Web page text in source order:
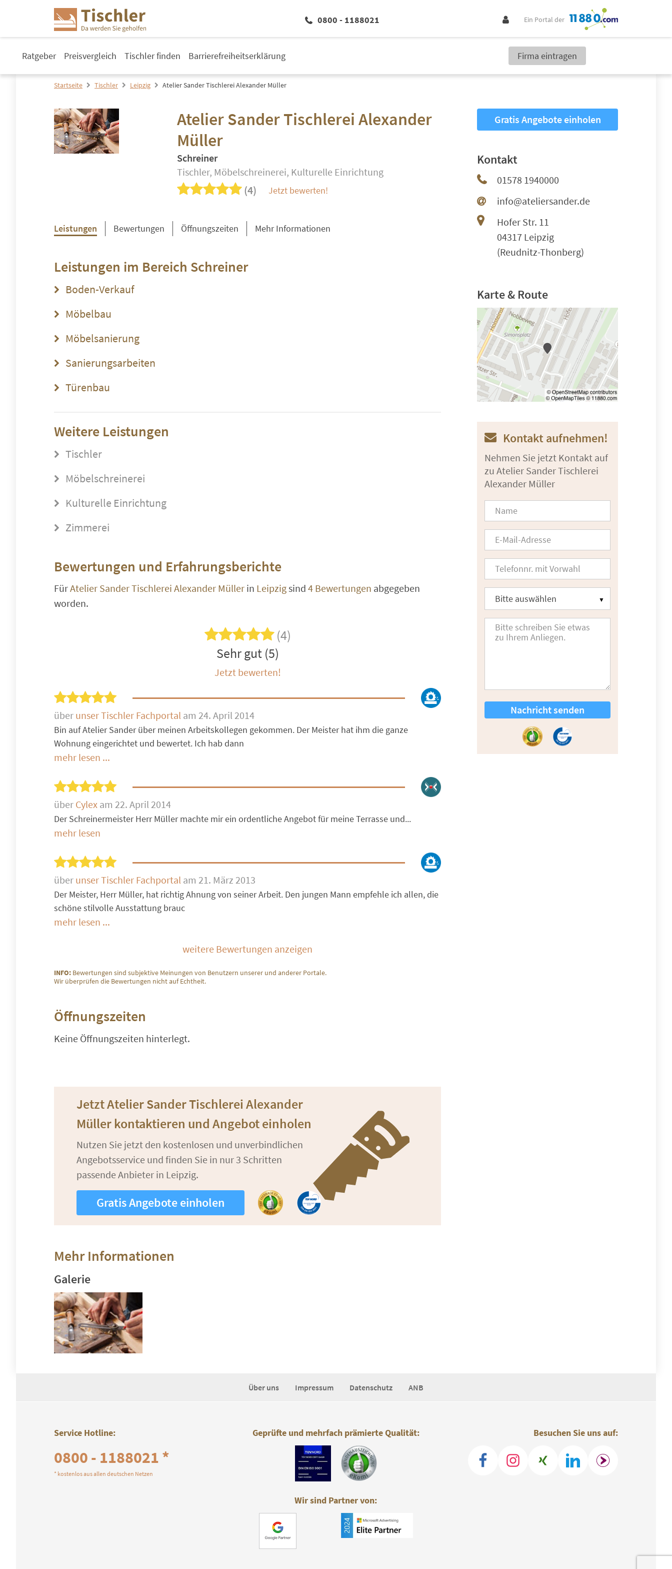
0800 - 1188021 Ein Portal der
Ratgeber Preisvergleich Tischler finden Barrierefreiheitserklärung Firma eintragen
Startseite Tischler Leipzig Atelier Sander Tischlerei Alexander Müller
Atelier Sander Tischlerei Alexander
Müller
Schreiner
Tischler, Möbelschreinerei, Kulturelle Einrichtung
(4) Jetzt bewerten!
Leistungen Bewertungen Öffnungszeiten Mehr Informationen
Leistungen im Bereich Schreiner
Boden-Verkauf
Möbelbau
Möbelsanierung
Sanierungsarbeiten
Türenbau
Weitere Leistungen
Tischler
Möbelschreinerei
Kulturelle Einrichtung
Zimmerei
Bewertungen und Erfahrungsberichte
FürAtelier Sander Tischlerei Alexander Müller in Leipzigsind 4 Bewertungen abgegeben
worden.
(4)
Sehr gut (5)
Jetzt bewerten!
über unser Tischler Fachportal am 24. April 2014
Bin auf Atelier Sander über meinen Arbeitskollegen gekommen. Der Meister hat ihm die ganze
Wohnung eingerichtet und bewertet. Ich hab dann
mehr lesen ...
über Cylex am 22. April 2014
Der Schreinermeister Herr Müller machte mir ein ordentliche Angebot für meine Terrasse und...
mehr lesen
über unser Tischler Fachportal am 21. März 2013
Der Meister, Herr Müller, hat richtig Ahnung von seiner Arbeit. Den jungen Mann empfehle ich allen, die
schöne stilvolle Ausstattung brauc
mehr lesen ...
weitere Bewertungen anzeigen
INFO: Bewertungen sind subjektive Meinungen von Benutzern unserer und anderer Portale.
Wir überprüfen die Bewertungen nicht auf Echtheit.
Öffnungszeiten
Keine Öffnungszeiten hinterlegt.
Jetzt Atelier Sander Tischlerei Alexander
Müller kontaktieren und Angebot einholen
Nutzen Sie jetzt den kostenlosen und unverbindlichen
Angebotsservice und finden Sie in nur 3 Schritten
passende Anbieter in Leipzig.
Gratis Angebote einholen
Mehr Informationen
Galerie
Gratis Angebote einholen
Kontakt
01578 1940000
info@ateliersander.de
Hofer Str. 11
04317 Leipzig
(Reudnitz-Thonberg)
Karte & Route
Kontakt aufnehmen!
Nehmen Sie jetzt Kontakt auf
zu Atelier Sander Tischlerei
Alexander Müller
Nachricht senden
Über uns Impressum Datenschutz ANB
Service Hotline:
0800 - 1188021 *
* kostenlos aus allen deutschen Netzen
Besuchen Sie uns auf:
Geprüfte und mehrfach prämierte Qualität:
Wir sind Partner von: